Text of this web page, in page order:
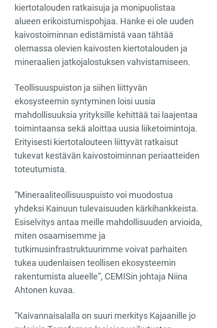
kiertotalouden ratkaisuja ja monipuolistaa
alueen erikoistumispohjaa. Hanke ei ole uuden
kaivostoiminnan edistämistä vaan tähtää
olemassa olevien kaivosten kiertotalouden ja
mineraalien jatkojalostuksen vahvistamiseen.
Teollisuuspuiston ja siihen liittyvän
ekosysteemin syntyminen loisi uusia
mahdollisuuksia yrityksille kehittää tai laajentaa
toimintaansa sekä aloittaa uusia liiketoimintoja.
Erityisesti kiertotalouteen liittyvät ratkaisut
tukevat kestävän kaivostoiminnan periaatteiden
toteutumista.
”Mineraaliteollisuuspuisto voi muodostua
yhdeksi Kainuun tulevaisuuden kärkihankkeista.
Esiselvitys antaa meille mahdollisuuden arvioida,
miten osaamisemme ja
tutkimusinfrastruktuurimme voivat parhaiten
tukea uudenlaisen teollisen ekosysteemin
rakentumista alueelle”, CEMISin johtaja Niina
Ahtonen kuvaa.
”Kaivannaisalalla on suuri merkitys Kajaanille jo